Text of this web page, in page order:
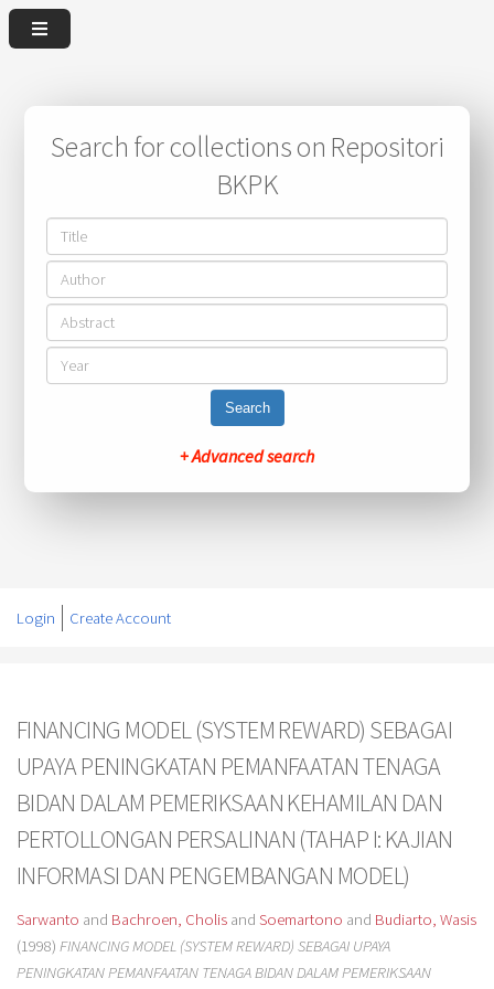
Search for collections on Repositori
BKPK
Search
+ Advanced search
Login Create Account
FINANCING MODEL (SYSTEM REWARD) SEBAGAI
UPAYA PENINGKATAN PEMANFAATAN TENAGA
BIDAN DALAM PEMERIKSAAN KEHAMILAN DAN
PERTOLLONGAN PERSALINAN (TAHAP I: KAJIAN
INFORMASI DAN PENGEMBANGAN MODEL)
Sarwanto and Bachroen, Cholisand Soemartono and Budiarto, Wasis
(1998) FINANCING MODEL (SYSTEM REWARD) SEBAGAI UPAYA
PENINGKATAN PEMANFAATAN TENAGA BIDAN DALAM PEMERIKSAAN